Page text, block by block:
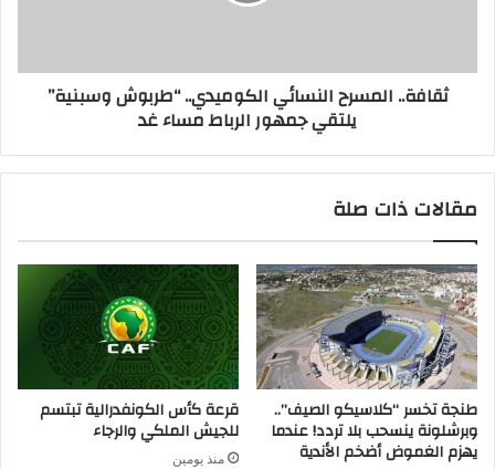
ثقافة.. المسرح النسائي الكوميدي.. “طربوش وسبنية”
يلتقي جمهور الرباط مساء غد
مقالات ذات صلة
طنجة تخسر “كلاسيكو الصيف”..
وبرشلونة ينسحب بلا تردد! عندما
يهزم الغموض أضخم الأندية
قرعة كأس الكونفدرالية تبتسم
للجيش الملكي والرجاء
منذ يومين